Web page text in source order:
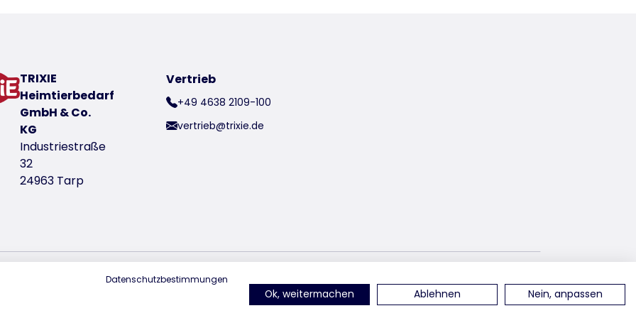
Canvas und Polyestervlies-Füllung
38211
TRIXIE
Heimtierbedarf
GmbH & Co.
KG
Industriestraße
32
24963 Tarp
Vertrieb
+49 4638 2109-100
vertrieb@trixie.de
finden Sie uns auf Instagram
finden Sie uns auf Facebook
finden Sie uns auf Pinterest
finden Sie uns auf YouTube
finden Sie uns auf Linked-In
finden Sie uns auf TikTok
Datenschutzbestimmungen
Ok, weitermachen Ablehnen Nein, anpassen